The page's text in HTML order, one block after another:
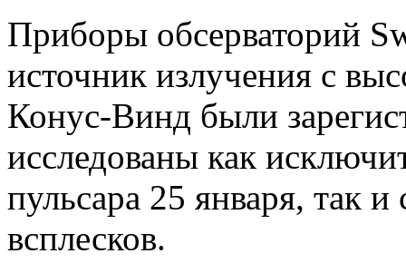
Приборы обсерваторий
источник излучения с
Конус-Винд были
исследованы как
пульсара 25 января, так
всплесков.